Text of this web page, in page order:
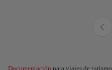
Documentación para viajes de turismo